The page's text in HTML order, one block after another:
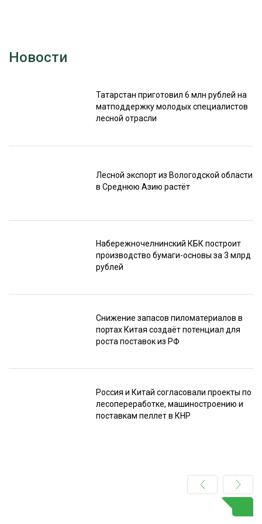
Новости
Татарстан приготовил 6 млн рублей на
матподдержку молодых специалистов
лесной отрасли
Лесной экспорт из Вологодской области
в Среднюю Азию растёт
Набережночелнинский КБК построит
производство бумаги-основы за 3 млрд
рублей
Снижение запасов пиломатериалов в
портах Китая создаёт потенциал для
роста поставок из РФ
Россия и Китай согласовали проекты по
лесопереработке, машиностроению и
поставкам пеллет в КНР